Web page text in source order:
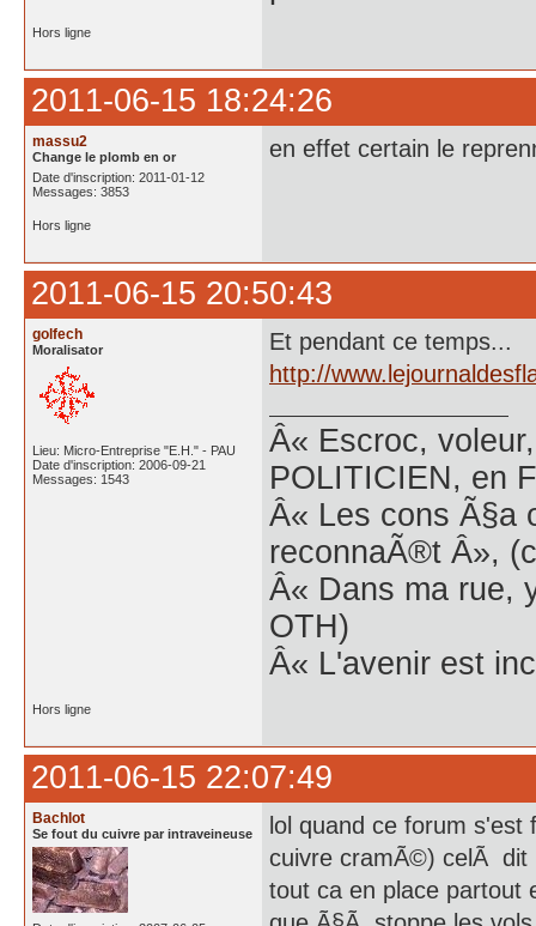
Hors ligne
2011-06-15 18:24:26
massu2
Change le plomb en or
Date d'inscription: 2011-01-12
Messages: 3853
en effet certain le
Hors ligne
2011-06-15 20:50:43
golfech
Moralisator
Lieu: Micro-Entreprise "E.H." - PAU
Date d'inscription: 2006-09-21
Messages: 1543
Et pendant ce temps...
http://
Â« Escroc,
POLITICIEN, en
Â« Les cons Ã§a
reconnaÃ®t Â»,
Â« Dans ma rue,
OTH)
Â« L'avenir est
Hors ligne
2011-06-15 22:07:49
Bachlot
Se fout du cuivre par intraveineuse
lol quand ce forum
cuivre cramÃ©) celÃ dit
tout ca en place